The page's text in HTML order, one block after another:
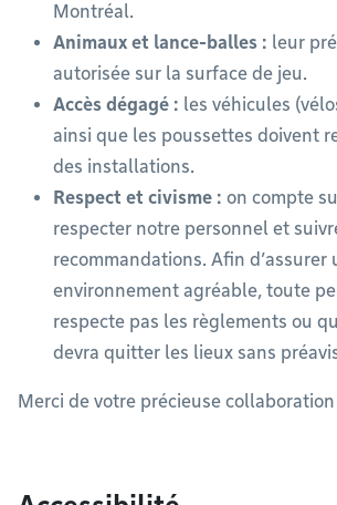
Montréal.
Animaux et lance-balles : leur
autorisée sur la surface de jeu.
Accès dégagé : les véhicules
ainsi que les poussettes doivent
des installations.
Respect et civisme : on compte
respecter notre personnel et
recommandations. Afin d’assurer
environnement agréable, toute
respecte pas les règlements ou
devra quitter les lieux sans
Merci de votre précieuse